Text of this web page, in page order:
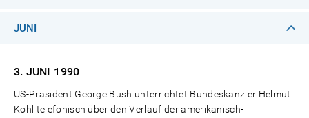
JUNI
3. JUNI 1990
US-Präsident George Bush unterrichtet Bundeskanzler Helmut
Kohl telefonisch über den Verlauf der amerikanisch-